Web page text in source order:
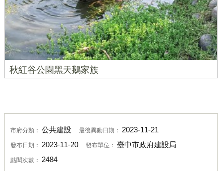
秋紅谷公園黑天鵝家族
市府分類： 公共建設 最後異動日期： 2023-11-21
發布日期： 2023-11-20 發布單位： 臺中市政府建設局
點閱次數： 2484